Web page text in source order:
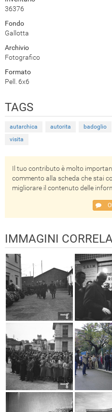
36376
Fondo
Gallotta
Archivio
Fotografico
Formato
Pell. 6x6
TAGS
autarchica autorita badoglio
visita
Il tuo contributo è molto
commento alla scheda che stai
migliorare il contenuto delle
IMMAGINI